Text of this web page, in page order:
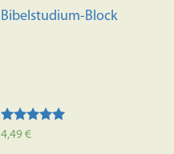
Bibelstudium-Block
Bewertet
4,49€